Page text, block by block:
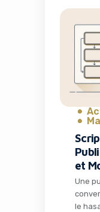
ce
une
[…]
et
Une
le